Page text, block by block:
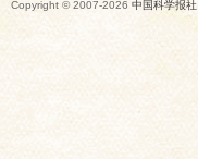
Copyright © 2007-2026 中国科学报社